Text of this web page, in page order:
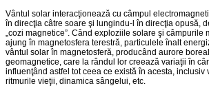
Vântul solar interacţionează cu câmpul
în direcţia câtre soare şi lungindu-l în direcţia opusă,
„cozi magnetice”. Când exploziile solare şi câmpurile
ajung în magnetosfera terestră, particulele înalt
vântul solar în magnetosferă, producând aurore
geomagnetice, care la rândul lor creează variaţii în
influenţând astfel tot ceea ce există în acesta, inclusiv
ritmurile vieţii, dinamica sângelui, etc.